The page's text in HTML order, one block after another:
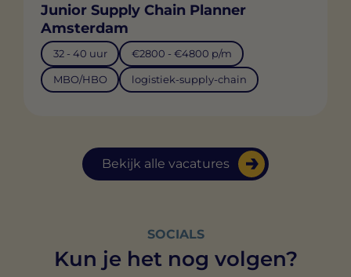
Bekijk alle vacatures
Junior Supply Chain Planner
Amsterdam
32 - 40 uur €2800 - €4800 p/m
MBO/HBO logistiek-supply-chain
SOCIALS
Kun je het nog volgen?